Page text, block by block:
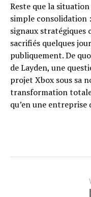
Reste que la
simple consolidation
signaux stratégiques
sacrifiés quelques
publiquement. De
de Layden, une
projet Xbox sous sa
transformation
qu’en une